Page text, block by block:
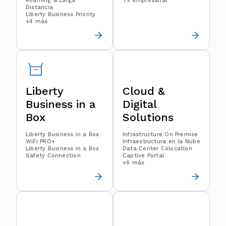
Distancia
Liberty Business Priority
+4 más
Liberty
Business in a
Box
Liberty Business in a Box
WiFi PRO+
Liberty Business in a Box
Safety Connection
Cloud &
Digital
Solutions
Infrastructure On Premise
Infraestructura en la Nube
Data Center Colocation
Captive Portal
+6 más